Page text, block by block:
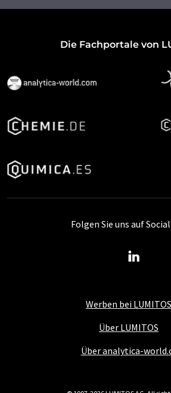
Die Fachportale von
Werben bei LUMITOS
Über LUMITOS
Über analytica-
Folgen Sie uns auf